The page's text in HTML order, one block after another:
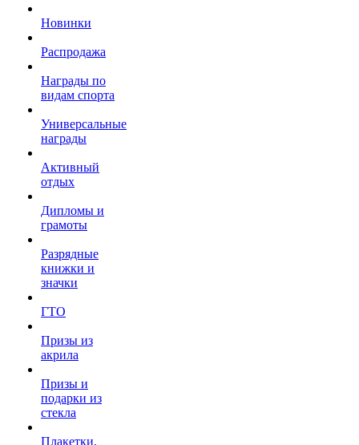
Новинки
Распродажа
Награды по
видам спорта
Универсальные
награды
Активный
отдых
Дипломы и
грамоты
Разрядные
книжки и
значки
ГТО
Призы из
акрила
Призы и
подарки из
стекла
Плакетки,